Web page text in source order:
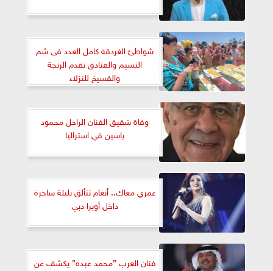
شواطئ الغردقة كامل العدد فى شم
النسيم والفنادق تقدم الرنجة
والفسيخ للنزلاء
وفاة شقيق الفنان الراحل محمود
ياسين في استراليا
عمري معاك.. أنغام تتألق بليلة ساحرة
داخل أوبرا دبي
فنان العرب ”محمد عبده” يكشف عن